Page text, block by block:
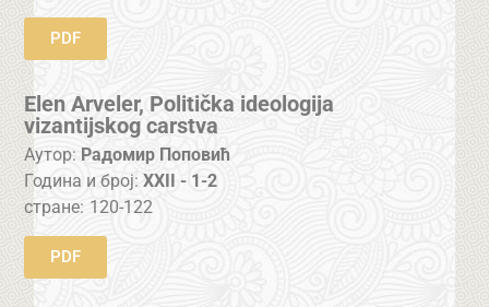
PDF
Elen Arveler, Politička ideologija
vizantijskog carstva
Аутор: Радомир Поповић
Година и број:XXII - 1-2
стране: 120-122
PDF